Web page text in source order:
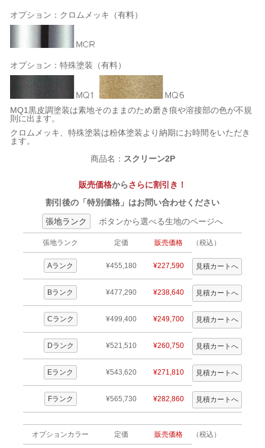
オプション：クロムメッキ（有料）
オプション：特殊塗装（有料）
MQ1黒皮調塗装は素地そのままのため磨き痕や溶接部の色が不規
則に出ます。
クロムメッキ、特殊塗装は粉体塗装より納期にお時間をいただき
ます。
商品名： スクリーン2P
販売価格からさらに割引き！
割引後の「特別価格」はお問い合わせください
張地ランク
ボタンから選べる生地のページへ
張地ランク 定価 販売価格 （税込）
Aランク ¥455,180 ¥227,590
Bランク ¥477,290 ¥238,640
Cランク ¥499,400 ¥249,700
Dランク ¥521,510 ¥260,750
Eランク ¥543,620 ¥271,810
Fランク ¥565,730 ¥282,860
オプションカラー 定価 販売価格 （税込）